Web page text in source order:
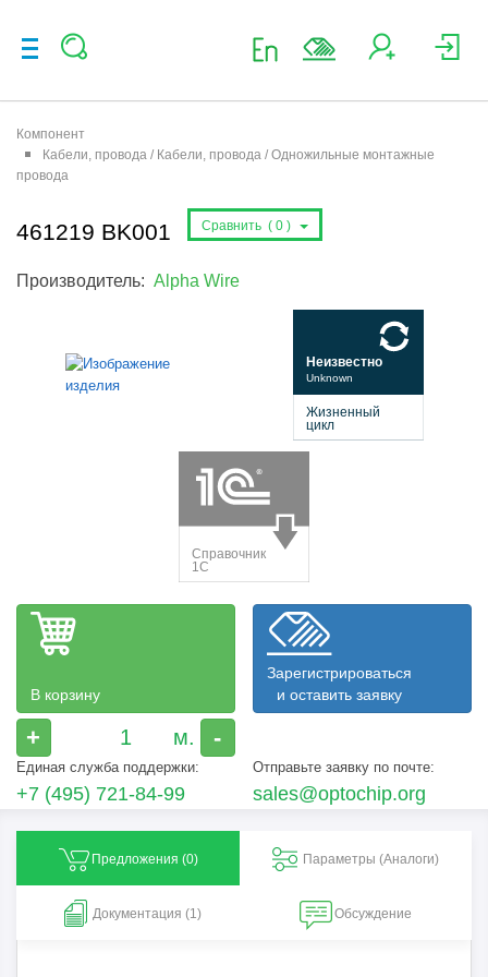
Компонент
Кабели, провода / Кабели, провода / Одножильные монтажные
провода
461219 BK001 Сравнить ( 0 )
Производитель: Alpha Wire
В корзину
+ -
Зарегистрироваться
и оставить заявку
Единая служба поддержки:
+7 (495) 721-84-99
Отправьте заявку по почте:
sales@optochip.org
Предложения (0) Параметры (Aналоги)
Документация (1) Обсуждение